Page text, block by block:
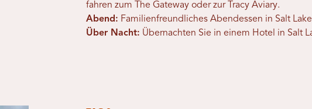
fahren zum The Gateway oder zur Tracy Aviary.
Abend: Familienfreundliches Abendessen in Salt
Über Nacht: Übernachten Sie in einem Hotel in Salt